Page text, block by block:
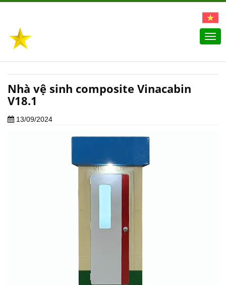
Nhà vệ sinh composite Vinacabin
V18.1
13/09/2024